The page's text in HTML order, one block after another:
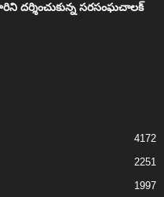
దర్శించుకున్న సరసంఘచాలక్
4172
2251
1997